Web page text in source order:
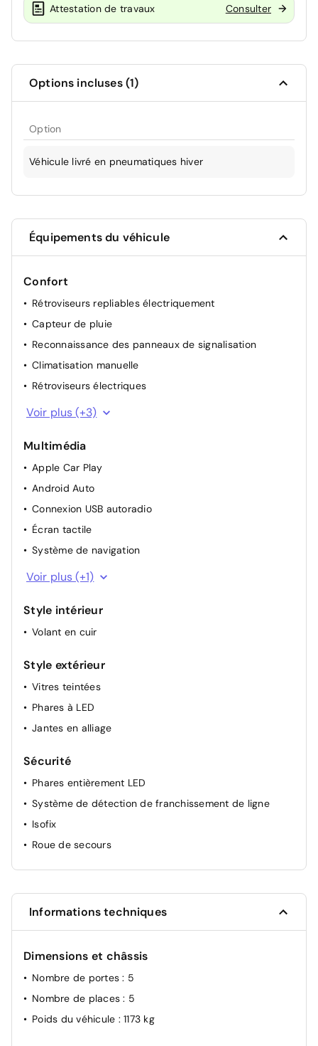
Attestation de travaux Consulter
Options incluses (1)
Option
Véhicule livré en pneumatiques hiver
Équipements du véhicule
Confort
Rétroviseurs repliables électriquement
Capteur de pluie
Reconnaissance des panneaux de signalisation
Climatisation manuelle
Rétroviseurs électriques
Capteur de lumière
Régulateur de vitesse passif
Voir plus (+3)
Multimédia
Apple Car Play
Android Auto
Connexion USB autoradio
Écran tactile
Système de navigation
Connexion Bluetooth autoradio
Voir plus (+1)
Style intérieur
Volant en cuir
Style extérieur
Vitres teintées
Phares à LED
Jantes en alliage
Sécurité
Phares entièrement LED
Système de détection de franchissement de ligne
Isofix
Roue de secours
Informations techniques
Dimensions et châssis
Nombre de portes: 5
Nombre de places: 5
Poids du véhicule : 1173 kg